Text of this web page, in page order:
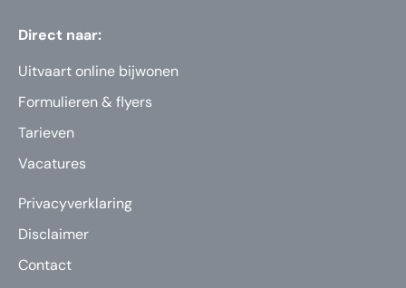
Direct naar:
Uitvaart online bijwonen
Formulieren & flyers
Tarieven
Vacatures
Privacyverklaring
Disclaimer
Contact